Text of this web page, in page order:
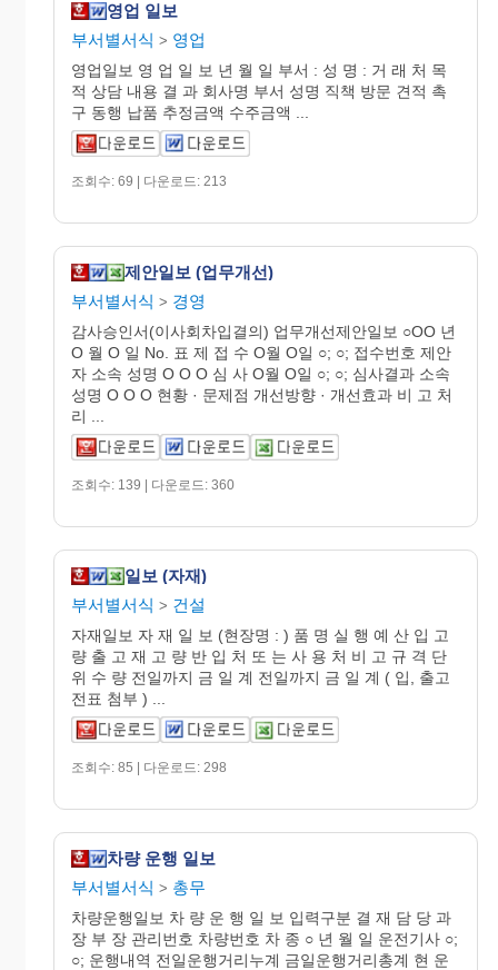
영업 일보
부서별서식 > 영업
영업일보 영 업 일 보 년 월 일 부서 : 성 명 : 거 래 처 목
적 상담 내용 결 과 회사명 부서 성명 직책 방문 견적 촉
구 동행 납품 추정금액 수주금액 ...
조회수: 69 | 다운로드: 213
제안일보 (업무개선)
부서별서식 > 경영
감사승인서(이사회차입결의) 업무개선제안일보 ○OO 년
O 월 O 일 No. 표 제 접 수 O월 O일 ○; ○; 접수번호 제안
자 소속 성명 O O O 심 사 O월 O일 ○; ○; 심사결과 소속
성명 O O O 현황 · 문제점 개선방향 · 개선효과 비 고 처
리 ...
조회수: 139 | 다운로드: 360
일보 (자재)
부서별서식 > 건설
자재일보 자 재 일 보 (현장명 : ) 품 명 실 행 예 산 입 고
량 출 고 재 고 량 반 입 처 또 는 사 용 처 비 고 규 격 단
위 수 량 전일까지 금 일 계 전일까지 금 일 계 ( 입, 출고
전표 첨부 ) ...
조회수: 85 | 다운로드: 298
차량 운행 일보
부서별서식 > 총무
차량운행일보 차 량 운 행 일 보 입력구분 결 재 담 당 과
장 부 장 관리번호 차량번호 차 종 ○ 년 월 일 운전기사 ○;
○; 운행내역 전일운행거리누계 금일운행거리총계 현 운